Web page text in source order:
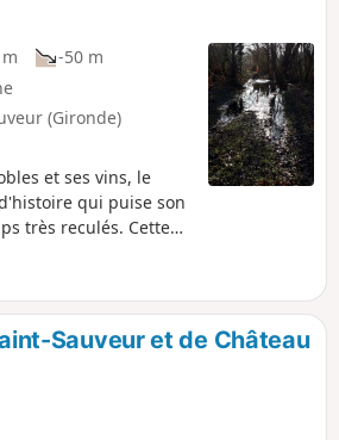
-50 m
(Gironde)
et ses vins, le
qui puise son
très reculés. Cette
de ce territoire.
Saint-Sauveur, vous
du Médoc à
du Breuil, de
Ces trois
origine au milieu du
Sauveur et de Château